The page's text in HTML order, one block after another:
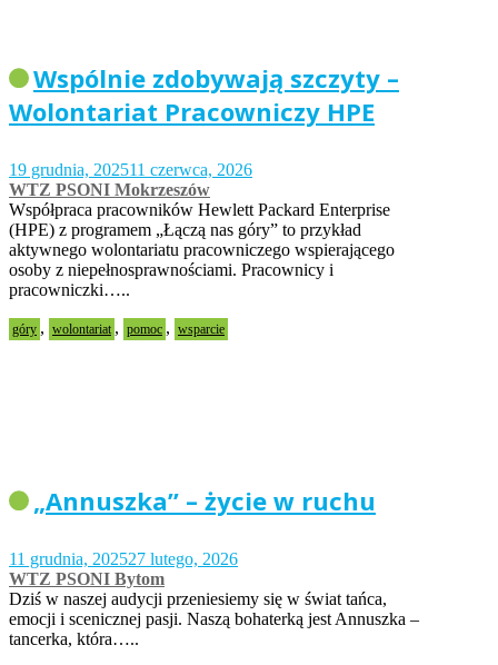
Wspólnie zdobywają szczyty –
Wolontariat Pracowniczy HPE
19 grudnia, 202511 czerwca, 2026
WTZ PSONI Mokrzeszów
Współpraca pracowników Hewlett Packard Enterprise
(HPE) z programem „Łączą nas góry” to przykład
aktywnego wolontariatu pracowniczego wspierającego
osoby z niepełnosprawnościami. Pracownicy i
pracowniczki…..
góry , wolontariat , pomoc , wsparcie
„Annuszka” – życie w ruchu
11 grudnia, 202527 lutego, 2026
WTZ PSONI Bytom
Dziś w naszej audycji przeniesiemy się w świat tańca,
emocji i scenicznej pasji. Naszą bohaterką jest Annuszka –
tancerka, która…..